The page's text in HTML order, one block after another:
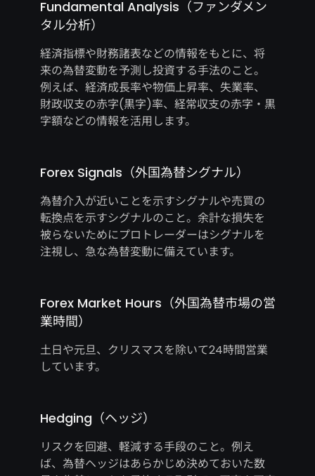
Fundamental Analysis（ファンダメン
タル分析）
経済指標や財務諸表などの情報をもとに、将
来の為替変動を予測し投資する手法のこと。
例えば、経済成長率や物価上昇率、失業率、
財政収支の赤字(黒字)率、経常収支の赤字・黒
字額などの情報を活用します。
Forex Signals（外国為替シグナル）
為替介入が近いことを示すシグナルや売買の
転換点を示すシグナルのこと。余計な損失を
被らないためにプロトレーダーはシグナルを
注視し、急な為替変動に備えています。
Forex Market Hours（外国為替市場の営
業時間）
土日や元旦、クリスマスを除いて24時間営業
しています。
Hedging（ヘッジ）
リスクを回避、軽減する手段のこと。例え
ば、為替ヘッジはあらかじめ決めておいた数